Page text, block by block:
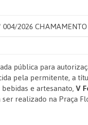
2026
pública para
pela permitente, a
e artesanato,V
realizado na Praça